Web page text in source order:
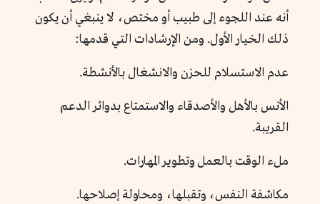
أنه عند اللجوء إلى طبيب أو مختص، لا ينبغي أن يكون
ذلك الخيار الأول. ومن الإرشادات التي قدمها:
عدم الاستسلام للحزن والانشغال بالأنشطة.
الأنس بالأهل والأصدقاء والاستمتاع بدوائر الدعم
القريبة.
ملء الوقت بالعمل وتطوير المهارات.
مكاشفة النفس، وتقبلها، ومحاولة إصلاحها.